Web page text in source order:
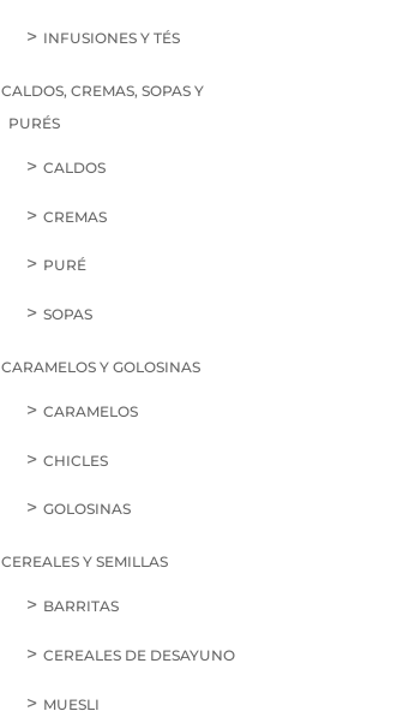
INFUSIONES Y TÉS
CALDOS, CREMAS, SOPAS Y
PURÉS
CALDOS
CREMAS
PURÉ
SOPAS
CARAMELOS Y GOLOSINAS
CARAMELOS
CHICLES
GOLOSINAS
CEREALES Y SEMILLAS
BARRITAS
CEREALES DE DESAYUNO
MUESLI